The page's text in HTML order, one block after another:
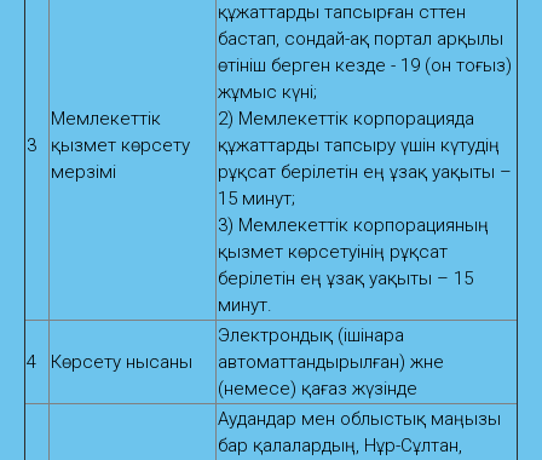
3
Мемлекеттік
қызмет көрсету
мерзімі
құжаттарды тапсырған сәттен
бастап, сондай-ақ портал арқылы
өтініш берген кезде - 19 (он тоғыз)
жұмыс күні;
2) Мемлекеттік корпорацияда
құжаттарды тапсыру үшін күтудің
рұқсат берілетін ең ұзақ уақыты –
15 минут;
3) Мемлекеттік корпорацияның
қызмет көрсетуінің рұқсат
берілетін ең ұзақ уақыты – 15
минут.
4 Көрсету нысаны
Электрондық (ішінара
автоматтандырылған) және
(немесе) қағаз жүзінде
Аудандар мен облыстық маңызы
бар қалалардың, Нұр-Сұлтан,